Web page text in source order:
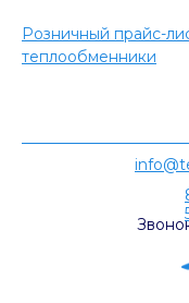
Розничный прайс-
теплообменники